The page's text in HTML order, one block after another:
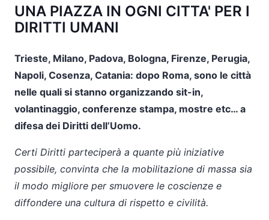
UNA PIAZZA IN OGNI CITTA' PER I
DIRITTI UMANI
Trieste, Milano, Padova, Bologna, Firenze, Perugia,
Napoli, Cosenza, Catania: dopo Roma, sono le città
nelle quali si stanno organizzando sit-in,
volantinaggio, conferenze stampa, mostre etc… a
difesa dei Diritti dell’Uomo.
Certi Diritti parteciperà a quante più iniziative
possibile, convinta che la mobilitazione di massa sia
il modo migliore per smuovere le coscienze e
diffondere una cultura di rispetto e civilità.